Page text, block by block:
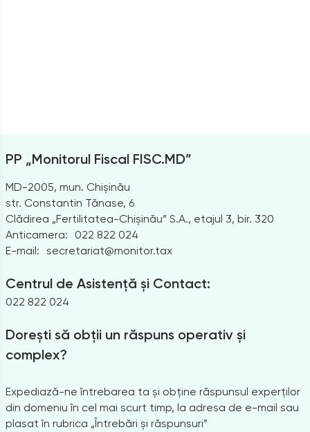
PP „Monitorul Fiscal FISC.MD”
MD-2005, mun. Chișinău
str. Constantin Tănase, 6
Clădirea „Fertilitatea-Chișinău” S.A., etajul 3, bir. 320
Anticamera:
022 822 024
E-mail: secretariat@monitor.tax
Centrul de Asistență și Contact:
022 822 024
Dorești să obții un răspuns operativ și
complex?
Expediază-ne întrebarea ta și obține răspunsul experților
din domeniu în cel mai scurt timp, la adresa de e-mail sau
plasat în rubrica „Întrebări și răspunsuri”